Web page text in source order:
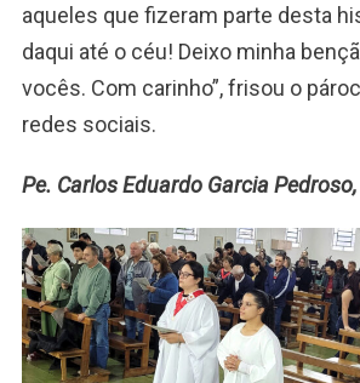
aqueles que fizeram parte desta
daqui até o céu! Deixo minha
vocês. Com carinho”, frisou o
redes sociais.
Pe. Carlos Eduardo Garcia Pedroso,